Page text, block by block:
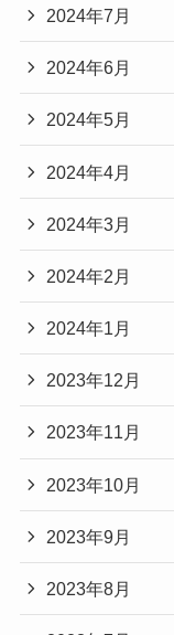
2024年7月
2024年6月
2024年5月
2024年4月
2024年3月
2024年2月
2024年1月
2023年12月
2023年11月
2023年10月
2023年9月
2023年8月